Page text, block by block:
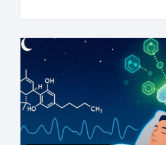
фармакологии,
и клинического